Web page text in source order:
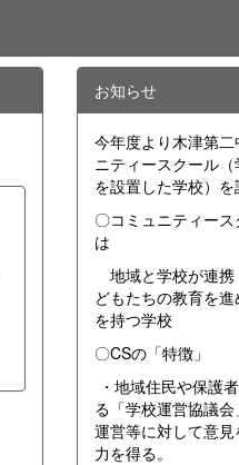
お知らせ
今年度より木津第
ニティースクール
を設置した学校）を
〇コミュニティー
は
地域と学校が連携
どもたちの教育を
を持つ学校
〇CSの「特徴」
・地域住民や保護
る「学校運営協議
運営等に対して意
力を得る。